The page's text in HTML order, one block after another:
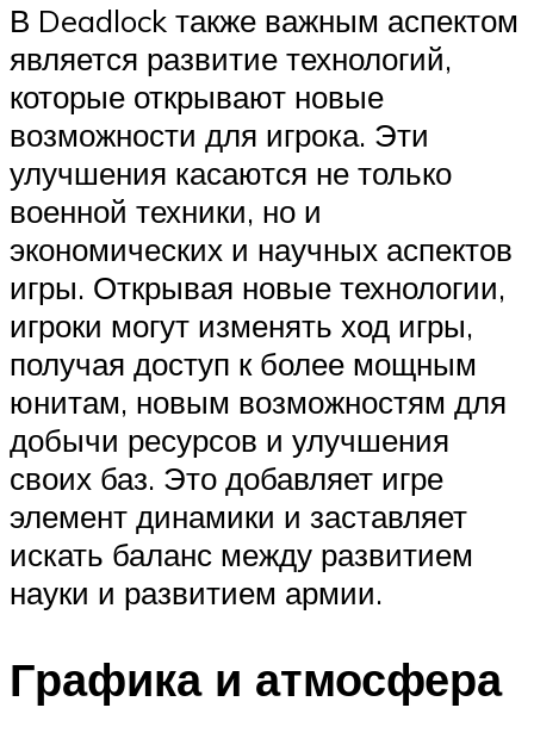
В Deadlock также важным аспектом
является развитие технологий,
которые открывают новые
возможности для игрока. Эти
улучшения касаются не только
военной техники, но и
экономических и научных аспектов
игры. Открывая новые технологии,
игроки могут изменять ход игры,
получая доступ к более мощным
юнитам, новым возможностям для
добычи ресурсов и улучшения
своих баз. Это добавляет игре
элемент динамики и заставляет
искать баланс между развитием
науки и развитием армии.
Графика и атмосфера